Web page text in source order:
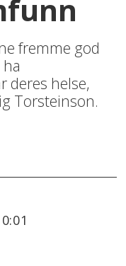
fremme god
deres helse,
Torsteinson.